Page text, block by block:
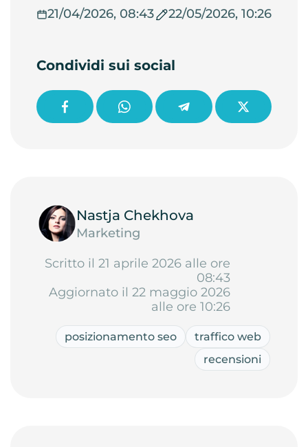
21/04/2026, 08:43
22/05/2026, 10:26
Condividi sui social
Nastja Chekhova
Marketing
Scritto il 21 aprile 2026 alle ore
08:43
Aggiornato il 22 maggio 2026
alle ore 10:26
posizionamento seo
traffico web
recensioni